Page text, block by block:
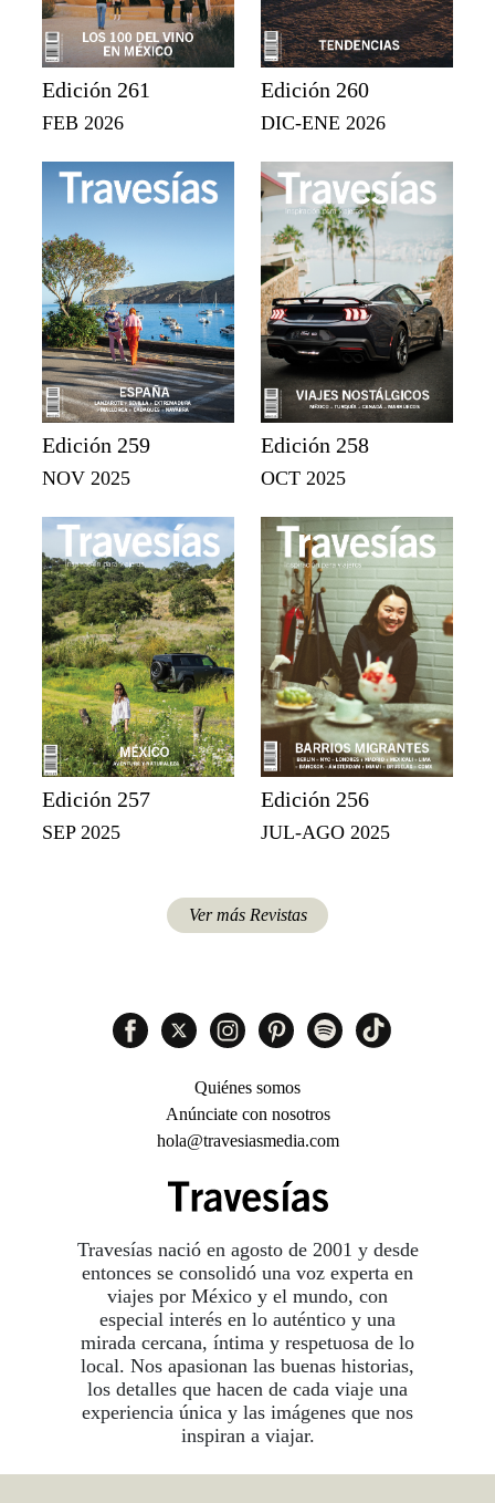
Edición 261
FEB 2026
Edición 260
DIC-ENE 2026
Edición 259
NOV 2025
Edición 258
OCT 2025
Edición 257
SEP 2025
Edición 256
JUL-AGO 2025
Ver más Revistas
Travesías nació en agosto de 2001 y desde
entonces se consolidó una voz experta en
viajes por México y el mundo, con
especial interés en lo auténtico y una
mirada cercana, íntima y respetuosa de lo
local. Nos apasionan las buenas historias,
los detalles que hacen de cada viaje una
experiencia única y las imágenes que nos
inspiran a viajar.
Quiénes somos
Anúnciate con nosotros
hola@travesiasmedia.com